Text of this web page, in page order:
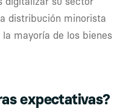
distribución minorista
mayoría de los bienes
expectativas?